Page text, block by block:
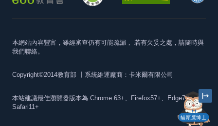
貓頭鷹博士
本網站內容豐富，雖經審查仍有可能疏漏， 若有欠妥之處，請隨時與
我們聯絡。
Copyright©2014教育部 丨系統維運廠商：卡米爾有限公司
本站建議最佳瀏覽器版本為 Chrome 63+、Firefox57+、Edge79+及
Safari11+